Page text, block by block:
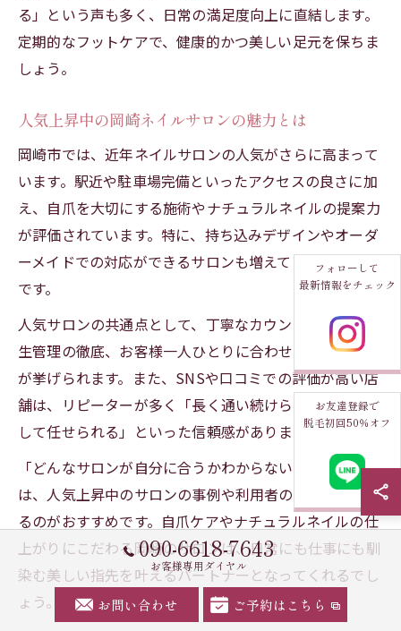
る」という声も多く、日常の満足度向上に直結します。
定期的なフットケアで、健康的かつ美しい足元を保ちま
しょう。
人気上昇中の岡崎ネイルサロンの魅力とは
岡崎市では、近年ネイルサロンの人気がさらに高まって
います。駅近や駐車場完備といったアクセスの良さに加
え、自爪を大切にする施術やナチュラルネイルの提案力
が評価されています。特に、持ち込みデザインやオーダ
ーメイドでの対応ができるサロンも増えているのが特徴
です。
人気サロンの共通点として、丁寧なカウンセリングや衛
生管理の徹底、お客様一人ひとりに合わせたアドバイス
が挙げられます。また、SNSや口コミでの評価が高い店
舗は、リピーターが多く「長く通い続けられる」「安心
して任せられる」といった信頼感があります。
「どんなサロンが自分に合うかわからない」という方
は、人気上昇中のサロンの事例や利用者の声を参考にす
るのがおすすめです。自爪ケアやナチュラルネイルの仕
上がりにこだわる岡崎のサロンは、日常にも仕事にも馴
染む美しい指先を叶えるパートナーとなってくれるでし
ょう。
フォローして
最新情報をチェック
お友達登録で
脱毛初回50％オフ
090-6618-7643
お客様専用ダイヤル
お問い合わせ ご予約はこちら